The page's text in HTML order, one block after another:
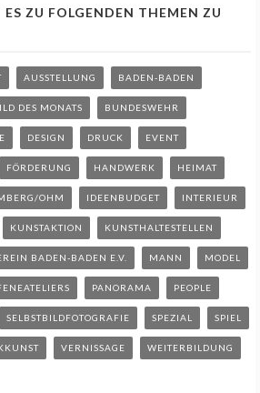
ZU FOLGENDEN THEMEN ZU
AUSSTELLUNG BADEN-BADEN
DES MONATS BUNDESWEHR
DESIGN DRUCK EVENT
FÖRDERUNG HANDWERK HEIMAT
OHM IDEENBUDGET INTERIEUR
KUNSTAKTION KUNSTHALTESTELLEN
BADEN-BADEN E.V. MANN MODEL
PANORAMA PEOPLE
SELBSTBILDFOTOGRAFIE SPEZIAL SPIEL
VERNISSAGE WEITERBILDUNG